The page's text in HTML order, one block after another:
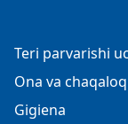
Teri parvarishi
Ona va chaqaloq
Gigiena